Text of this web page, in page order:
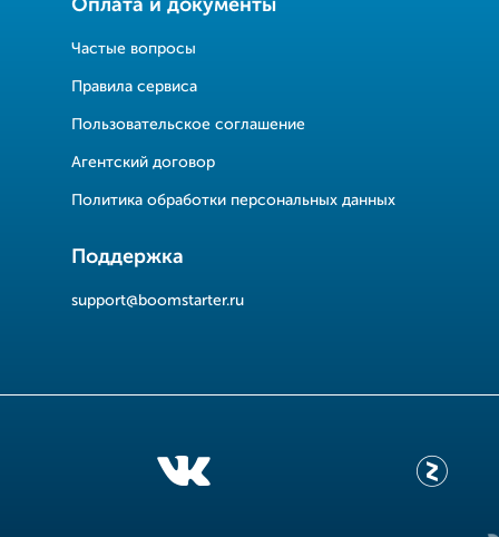
Оплата и документы
Частые вопросы
Правила сервиса
Пользовательское соглашение
Агентский договор
Политика обработки персональных данных
Поддержка
support@boomstarter.ru